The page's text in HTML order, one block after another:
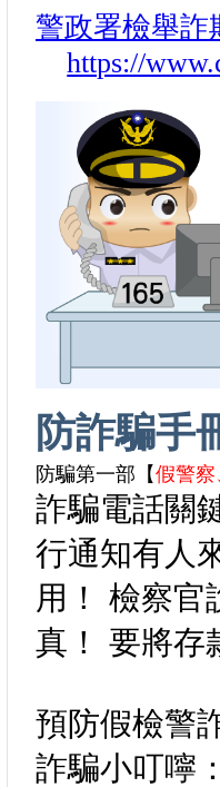
警政署檢舉詐
https://
防詐騙手
防騙第一部【假警
詐騙電話關
行通知有人
用！ 檢察官
真！ 要將存
預防假檢警
詐騙小叮嚀